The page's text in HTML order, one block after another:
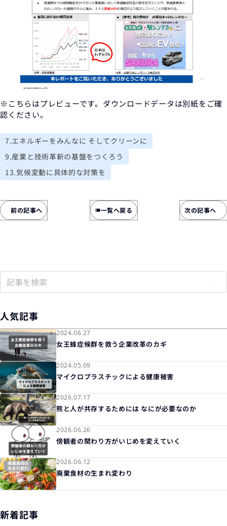
※こちらはプレビューです。ダウンロードデータは別紙をご確
認ください。
7.エネルギーをみんなに そしてクリーンに
9.産業と技術革新の基盤をつくろう
13.気候変動に具体的な対策を
前の記事へ list一覧へ戻る 次の記事へ
人気記事
2024.06.27
女王蜂症候群を救う企業改革のカギ
2024.05.09
マイクロプラスチックによる健康被害
2026.07.17
熊と人が共存するためには なにが必要なのか
2026.06.26
傍観者の関わり方がいじめを変えていく
2026.06.12
廃棄食材の生まれ変わり
新着記事